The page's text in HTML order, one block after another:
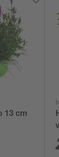
13 cm